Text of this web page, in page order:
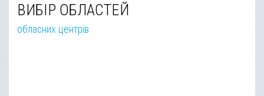
ВИБІР ОБЛАСТЕЙ
обласних центрів